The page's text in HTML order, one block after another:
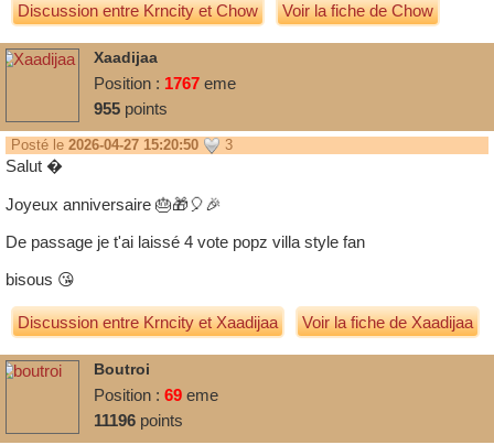
Discussion entreKrncityetChow Voir la fiche de Chow
Xaadijaa
Position : 1767 eme
955 points
Posté le 2026-04-27 15:20:50 3
Salut �
Joyeux anniversaire 🎂🎁🎈🎉
De passage je t'ai laissé 4 vote popz villa style fan
bisous 😘
Discussion entreKrncityetXaadijaa Voir la fiche de Xaadijaa
Boutroi
Position : 69 eme
11196 points